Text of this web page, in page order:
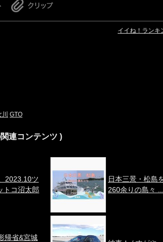
イイね！ランキ
GTO
連コンテンツ )
2023.10ツ
トコ沼太郎
日本三景・松島
260余りの島々 ...
帰省&宮城